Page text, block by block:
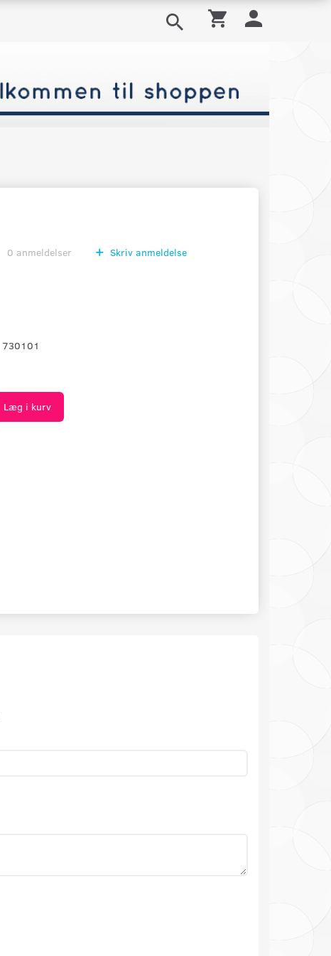
0 anmeldelser Skriv anmeldelse
730101
Læg i kurv